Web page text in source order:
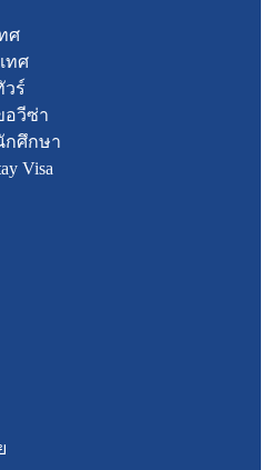
ศ
ทศ
วร์
อวีซ่า
กศึกษา
Visa